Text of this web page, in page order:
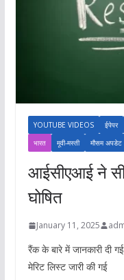
YOUTUBE VIDEOS ईपेपर
भारत
मूवी-मस्ती मौसम अपडेट
आईसीएआई ने
घोषित
January 11, 2025
रैंक के बारे में जानकारी दी
मेरिट लिस्ट जारी की गई